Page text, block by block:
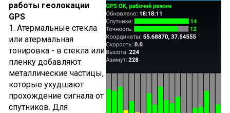
работы геолокации
GPS
1. Атермальные стекла
или атермальная
тонировка - в стекла или
пленку добавляют
металлические частицы,
которые ухудшают
прохождение сигнала от
спутников. Для